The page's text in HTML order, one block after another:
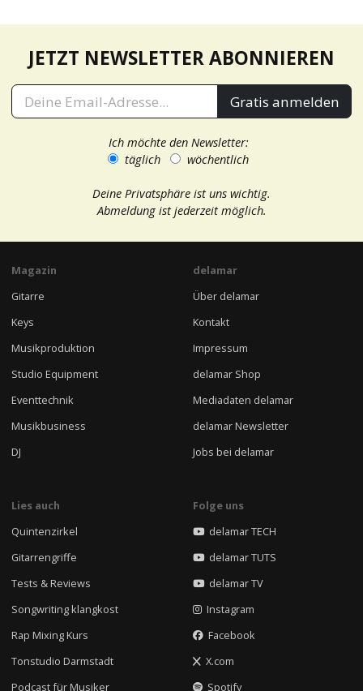
JETZT NEWSLETTER ABONNIEREN
Gratis anmelden
Ich möchte den Newsletter:
täglich
wöchentlich
Deine Privatsphäre ist uns wichtig.
Abmeldung ist jederzeit möglich.
Magazin
Gitarre
Keys
Musikproduktion
Studio Equipment
Eventtechnik
Musikbusiness
DJ
delamar
Über delamar
Kontakt
Impressum
delamar Shop
Mediadaten delamar
delamar Newsletter
Jobs bei delamar
Lies auch
Quintenzirkel
Gitarrengriffe
Tests & Reviews
Songwriting klangkost
Rap Mixing Kurs
Tonstudio Darmstadt
Podcast für Musiker
Folge uns
delamar TECH
delamar TUTS
delamar TV
Instagram
Facebook
X.com
Spotify